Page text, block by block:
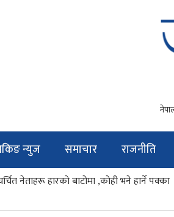
न्युज समाचार राजनीति
नेताहरू हारकाे बाटोमा ,काेही भने हार्ने पक्का